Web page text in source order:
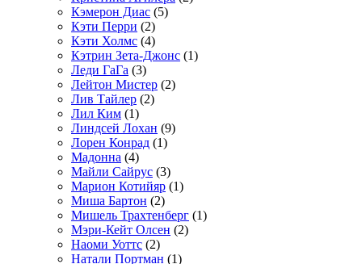
Кэмерон Диас (5)
Кэти Перри (2)
Кэти Холмс (4)
Кэтрин Зета-Джонс (1)
Леди ГаГа (3)
Лейтон Мистер (2)
Лив Тайлер (2)
Лил Ким (1)
Линдсей Лохан (9)
Лорен Конрад (1)
Мадонна (4)
Майли Сайрус (3)
Марион Котийяр (1)
Миша Бартон (2)
Мишель Трахтенберг (1)
Мэри-Кейт Олсен (2)
Наоми Уоттс (2)
Натали Портман (1)